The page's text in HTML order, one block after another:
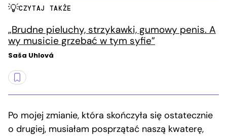
CZYTAJ TAKŻE
„Brudne pieluchy, strzykawki, gumowy penis. A
wy musicie grzebać w tym syfie”
Saša Uhlová
Po mojej zmianie, która skończyła się ostatecznie
o drugiej, musiałam posprzątać naszą kwaterę,